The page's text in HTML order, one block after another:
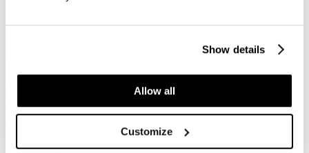
Show details
Allow all
Customize
Zwart
SilverguardContinental
Fasano W3